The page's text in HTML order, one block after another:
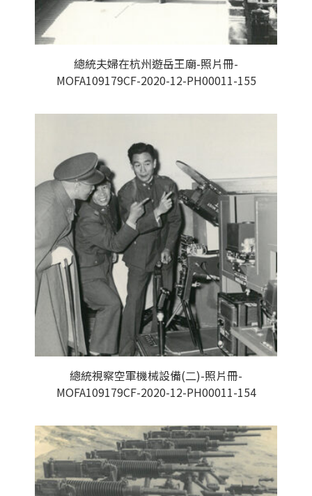
總統夫婦在杭州遊岳王廟-照片冊-
MOFA109179CF-2020-12-PH00011-155
總統視察空軍機械設備(二)-照片冊-
MOFA109179CF-2020-12-PH00011-154